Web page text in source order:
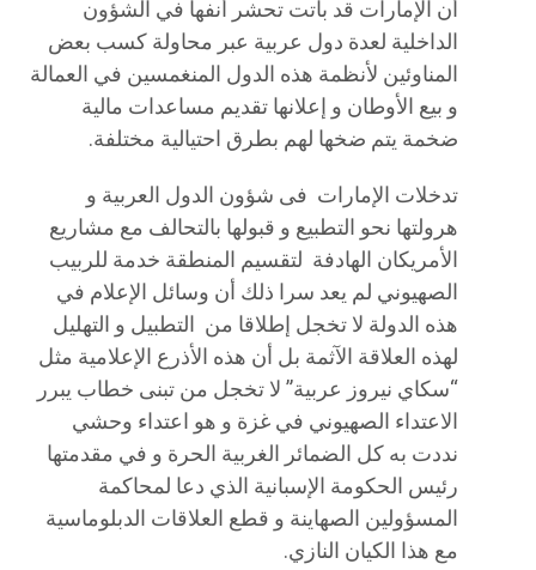
أن الإمارات قد باتت تحشر أنفها في الشؤون
الداخلية لعدة دول عربية عبر محاولة كسب بعض
المناوئين لأنظمة هذه الدول المنغمسين في العمالة
و بيع الأوطان و إعلانها تقديم مساعدات مالية
ضخمة يتم ضخها لهم بطرق احتيالية مختلفة.
تدخلات الإمارات فى شؤون الدول العربية و
هرولتها نحو التطبيع و قبولها بالتحالف مع مشاريع
الأمريكان الهادفة لتقسيم المنطقة خدمة للربيب
الصهيوني لم يعد سرا ذلك أن وسائل الإعلام في
هذه الدولة لا تخجل إطلاقا من التطبيل و التهليل
لهذه العلاقة الآثمة بل أن هذه الأذرع الإعلامية مثل
“سكاي نيروز عربية” لا تخجل من تبنى خطاب يبرر
الاعتداء الصهيوني في غزة و هو اعتداء وحشي
نددت به كل الضمائر الغربية الحرة و في مقدمتها
رئيس الحكومة الإسبانية الذي دعا لمحاكمة
المسؤولين الصهاينة و قطع العلاقات الدبلوماسية
مع هذا الكيان النازي.